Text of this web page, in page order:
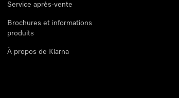
Service après-vente
Brochures et informations
produits
À propos de Klarna